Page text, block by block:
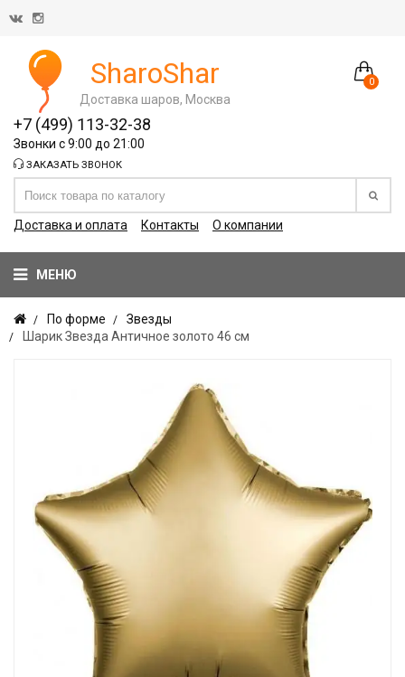
0
SharoShar
Доставка шаров, Москва
+7 (499) 113-32-38
Звонки с 9:00 до 21:00
ЗАКАЗАТЬ ЗВОНОК
Доставка и оплата Контакты О компании
МЕНЮ
По форме
Звезды
Шарик Звезда Античное золото 46 см